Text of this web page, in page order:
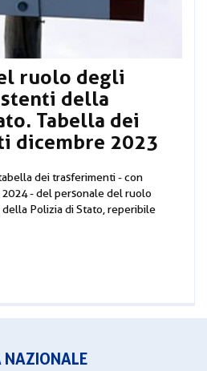
ruolo degli
della
Tabella dei
dicembre 2023
dei trasferimenti - con
- del personale del ruolo
Polizia di Stato, reperibile
NAZIONALE